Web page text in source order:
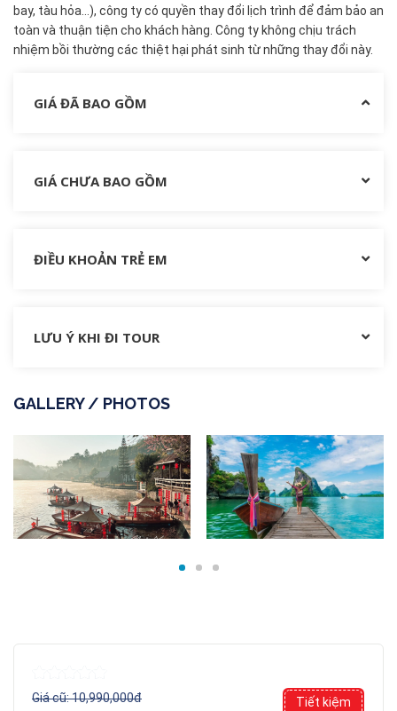
bay, tàu hỏa…), công ty có quyền thay đổi lịch trình để đảm bảo an
toàn và thuận tiện cho khách hàng. Công ty không chịu trách
nhiệm bồi thường các thiệt hại phát sinh từ những thay đổi này.
GIÁ ĐÃ BAO GỒM
GIÁ CHƯA BAO GỒM
ĐIỀU KHOẢN TRẺ EM
LƯU Ý KHI ĐI TOUR
GALLERY / PHOTOS
Giá cũ:10,990,000đ
Tiết kiệm